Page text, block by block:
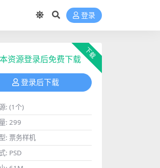
登录
下载
本资源登录后免费下载
登录后下载
: (1个)
: 299
: 票务样机
: PSD